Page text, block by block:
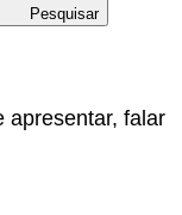
Pesquisar
apresentar, falar